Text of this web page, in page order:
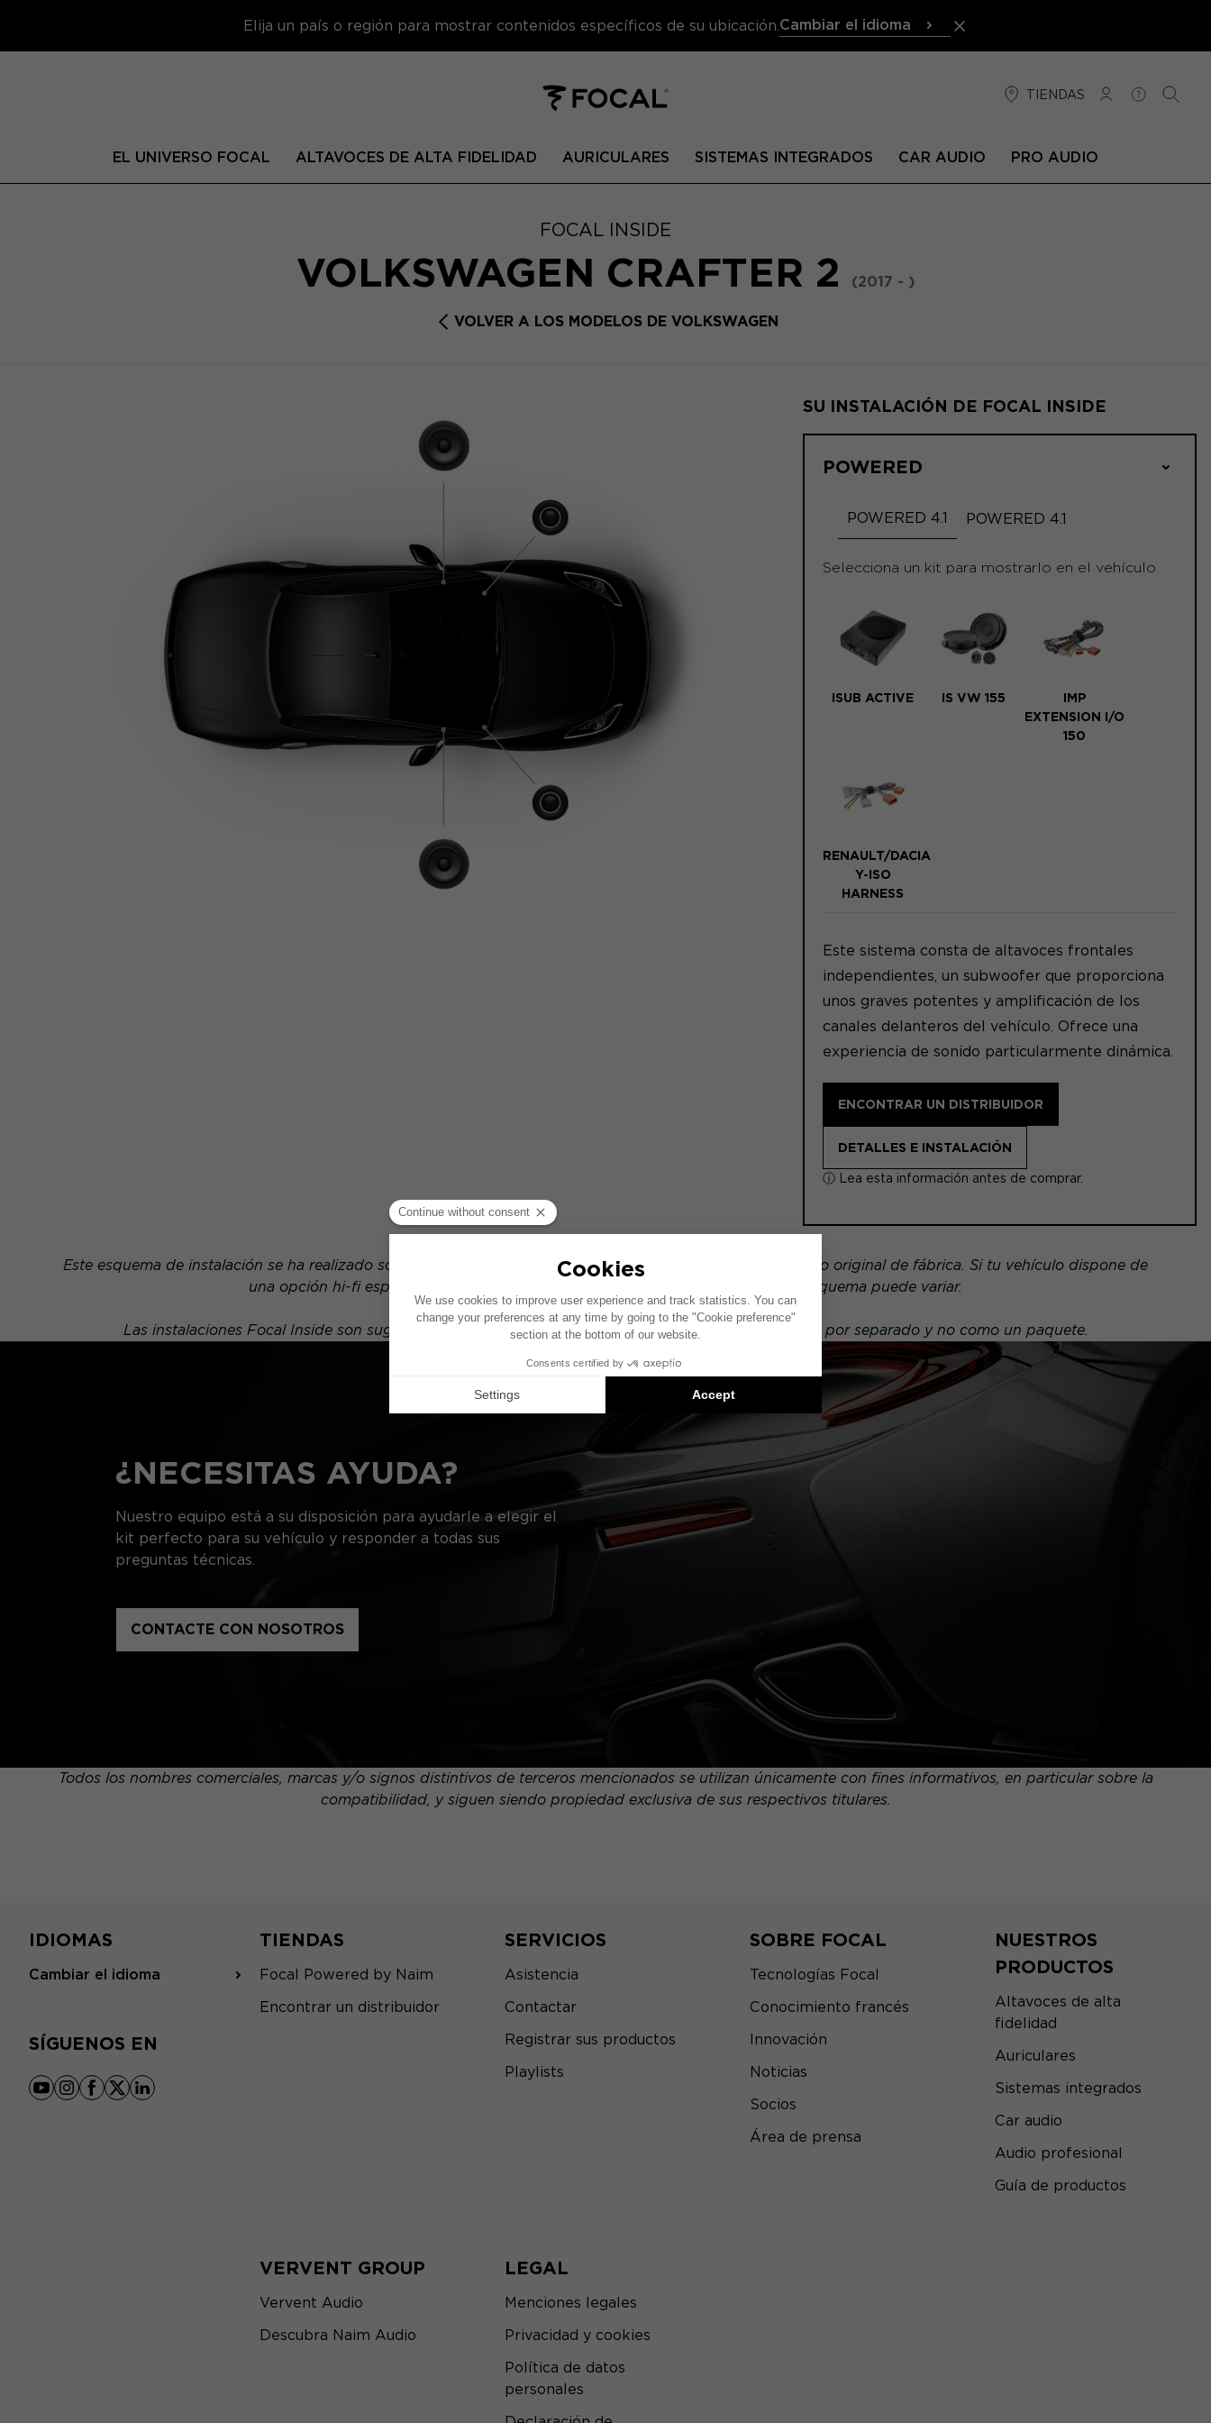
Elija un país o región para mostrar contenidos específicos de su ubicación. Cambiar el idioma
TIENDAS
CONEXIÓN
AYUDA
EL UNIVERSO FOCAL ALTAVOCES DE ALTA FIDELIDAD AURICULARES SISTEMAS INTEGRADOS CAR AUDIO PRO AUDIO
FOCAL INSIDE
VOLKSWAGEN CRAFTER 2 (2017 - )
VOLVER A LOS MODELOS DE VOLKSWAGEN
SU INSTALACIÓN DE FOCAL INSIDE
POWERED
POWERED 4.1 POWERED 4.1
Selecciona un kit para mostrarlo en el vehículo
ISUB ACTIVE IS VW 155
IMP
EXTENSION I/O
150
RENAULT/DACIA
Y-ISO
HARNESS
Este sistema consta de altavoces frontales
independientes, un subwoofer que proporciona
unos graves potentes y amplificación de los
canales delanteros del vehículo. Ofrece una
experiencia de sonido particularmente dinámica.
ENCONTRAR UN DISTRIBUIDOR
DETALLES E INSTALACIÓN
ⓘ Lea esta información antes de comprar.
Este esquema de instalación se ha realizado sobre la base de un vehículo equipado con un sistema de audio original de fábrica. Si tu vehículo dispone de
una opción hi-fi específica, la ubicación de los elementos presentados en este esquema puede variar.
Las instalaciones Focal Inside son sugerencias de productos compatibles: cada elemento se vende por separado y no como un paquete.
¿NECESITAS AYUDA?
Nuestro equipo está a su disposición para ayudarle a elegir el
kit perfecto para su vehículo y responder a todas sus
preguntas técnicas.
CONTACTE CON NOSOTROS
Todos los nombres comerciales, marcas y/o signos distintivos de terceros mencionados se utilizan únicamente con fines informativos, en particular sobre la
compatibilidad, y siguen siendo propiedad exclusiva de sus respectivos titulares.
IDIOMAS
Cambiar el idioma
SÍGUENOS EN
youtube
instagram
facebook
x linkedin
TIENDAS
Focal Powered by Naim
Encontrar un distribuidor
SERVICIOS
Asistencia
Contactar
Registrar sus productos
Playlists
SOBRE FOCAL
Tecnologías Focal
Conocimiento francés
Innovación
Noticias
Socios
Área de prensa
NUESTROS
PRODUCTOS
Altavoces de alta
fidelidad
Auriculares
Sistemas integrados
Car audio
Audio profesional
Guía de productos
VERVENT GROUP
Vervent Audio
Descubra Naim Audio
LEGAL
Menciones legales
Privacidad y cookies
Política de datos
personales